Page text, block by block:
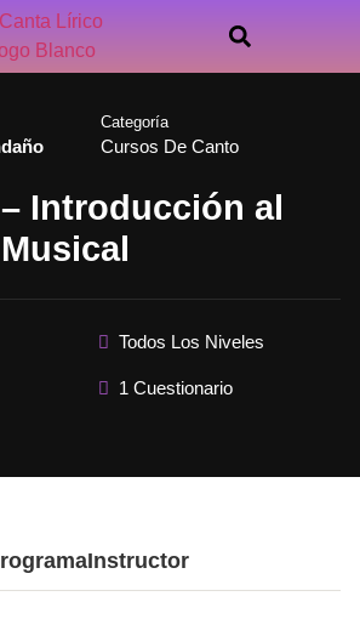
Categoría
Cursos De Canto
Introducción al
Todos Los Niveles
1 Cuestionario
Instructor